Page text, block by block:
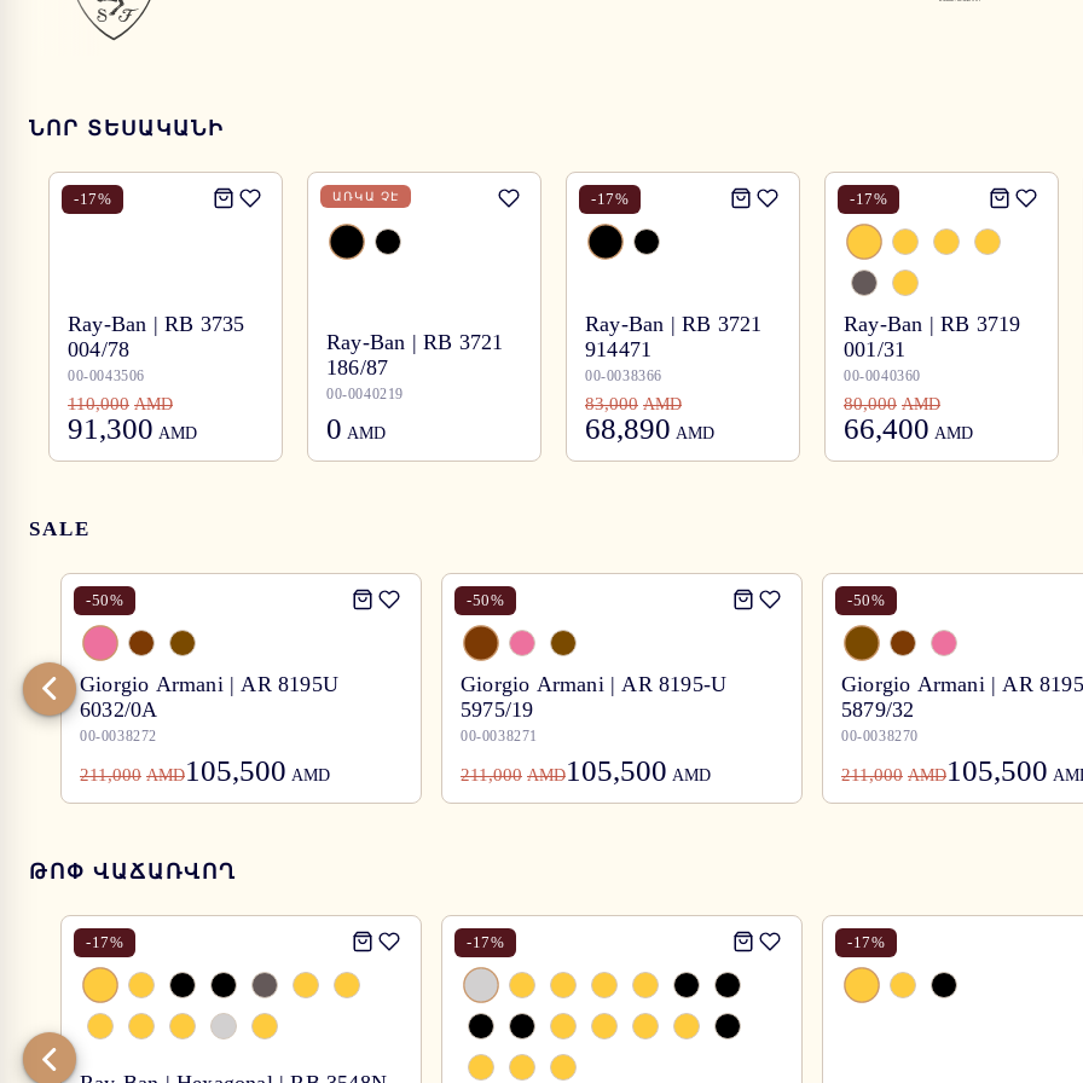
ՆՈՐ ՏԵՍԱԿԱՆԻ
-17%
Ray-Ban | RB 3735
004/78
00-0043506
110,000 AMD
91,300 AMD
ԱՌԿԱ ՉԷ
Ray-Ban | RB 3721
186/87
00-0040219
0 AMD
-17%
Ray-Ban | RB 3721
914471
00-0038366
83,000 AMD
68,890 AMD
-17%
Ray-Ban | RB 3719
001/31
00-0040360
80,000 AMD
66,400 AMD
SALE
-50%
Giorgio Armani | AR 8195U
6032/0A
00-0038272
211,000 AMD105,500 AMD
-50%
Giorgio Armani | AR 8195-U
5975/19
00-0038271
211,000 AMD105,500 AMD
-50%
Giorgio Armani | AR
5879/32
00-0038270
211,000 AMD105,500
ԹՈՓ ՎԱՃԱՌՎՈՂ
-17% -17% -17%